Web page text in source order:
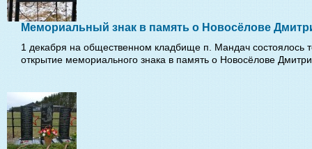
Мемориальный знак в память о Новосёлове
1 декабря на общественном кладбище п. Мандач состоялось
открытие мемориального знака в память о Новосёлове